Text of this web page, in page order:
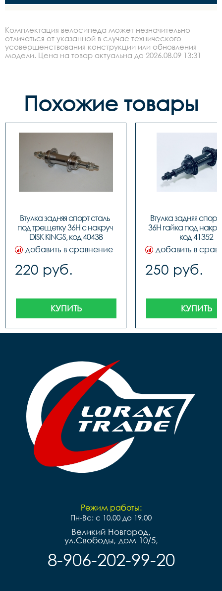
Комплектация велосипеда может незначительно
отличаться от указанной в случае технического
усовершенствования конструкции или обновления
модели. Цена на товар актуальна до 2026.08.09 13:31
Похожие товары
Втулка задняя спорт сталь
под трещетку 36H с накруч
DISK KINGS, код 40438
добавить в сравнение
220 руб.
КУПИТЬ
Втулка задняя спорт
36H гайка под
код 41352
добавить в
250 руб.
КУПИТЬ
Режим работы:
Пн-Вс: с 10.00 до 19.00
Великий Новгород,
ул.Свободы, дом 10/5,
8-906-202-99-20